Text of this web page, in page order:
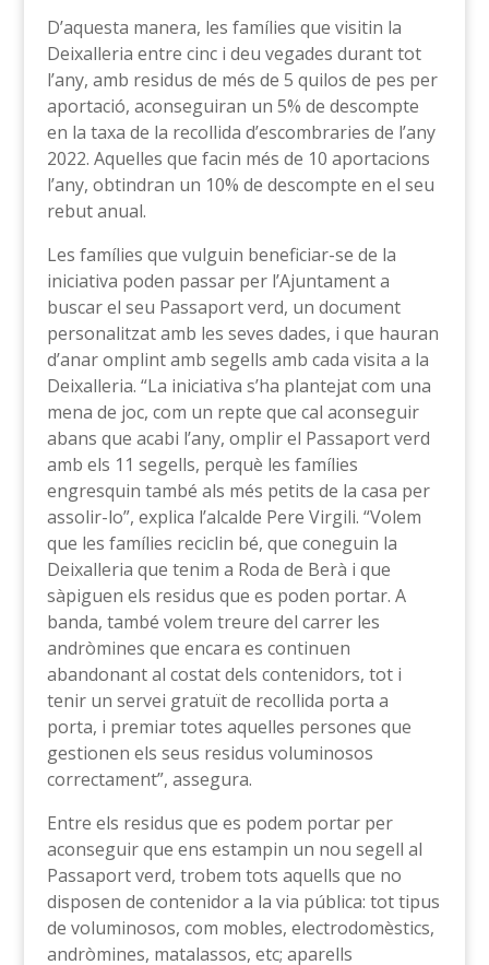
D’aquesta manera, les famílies que visitin la
Deixalleria entre cinc i deu vegades durant tot
l’any, amb residus de més de 5 quilos de pes per
aportació, aconseguiran un 5% de descompte
en la taxa de la recollida d’escombraries de l’any
2022. Aquelles que facin més de 10 aportacions
l’any, obtindran un 10% de descompte en el seu
rebut anual.
Les famílies que vulguin beneficiar-se de la
iniciativa poden passar per l’Ajuntament a
buscar el seu Passaport verd, un document
personalitzat amb les seves dades, i que hauran
d’anar omplint amb segells amb cada visita a la
Deixalleria. “La iniciativa s’ha plantejat com una
mena de joc, com un repte que cal aconseguir
abans que acabi l’any, omplir el Passaport verd
amb els 11 segells, perquè les famílies
engresquin també als més petits de la casa per
assolir-lo”, explica l’alcalde Pere Virgili. “Volem
que les famílies reciclin bé, que coneguin la
Deixalleria que tenim a Roda de Berà i que
sàpiguen els residus que es poden portar. A
banda, també volem treure del carrer les
andròmines que encara es continuen
abandonant al costat dels contenidors, tot i
tenir un servei gratuït de recollida porta a
porta, i premiar totes aquelles persones que
gestionen els seus residus voluminosos
correctament”, assegura.
Entre els residus que es podem portar per
aconseguir que ens estampin un nou segell al
Passaport verd, trobem tots aquells que no
disposen de contenidor a la via pública: tot tipus
de voluminosos, com mobles, electrodomèstics,
andròmines, matalassos, etc; aparells